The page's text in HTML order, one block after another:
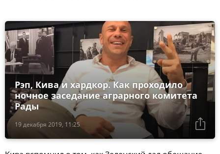
19 декабря 2019, 11:25
Рэп, Кива и хардкор. Как проходило
ночное заседание аграрного комитета
Рады